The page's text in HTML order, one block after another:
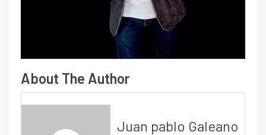
About The Author
Juan pablo Galeano